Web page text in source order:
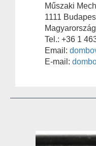
Műszaki
1111
Magyarország
Tel.: +36 1
Email:
E-mail: